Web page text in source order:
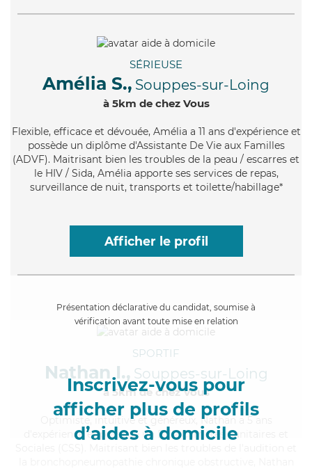
SÉRIEUSE
Amélia S., Souppes-sur-Loing
à 5km de chez Vous
Flexible, efficace et dévouée, Amélia a 11 ans d'expérience et
possède un diplôme d'Assistante De Vie aux Familles
(ADVF). Maitrisant bien les troubles de la peau / escarres et
le HIV / Sida, Amélia apporte ses services de repas,
surveillance de nuit, transports et toilette/habillage*
Afficher le profil
Présentation déclarative du candidat, soumise à
vérification avant toute mise en relation
Inscrivez-vous pour
afficher plus de profils
d’aides à domicile
SPORTIF
Nathan I., Souppes-sur-Loing
à 5km de chez Vous
, intuitive et généreux, Nathan a 5 ans
d'expérience et possède un BEP Carrières Sanitaires et